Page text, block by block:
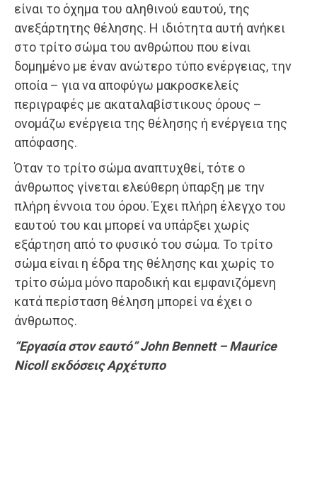
είναι το όχημα του αληθινού εαυτού, της
ανεξάρτητης θέλησης. Η ιδιότητα αυτή ανήκει
στο τρίτο σώμα του ανθρώπου που είναι
δομημένο με έναν ανώτερο τύπο ενέργειας, την
οποία – για να αποφύγω μακροσκελείς
περιγραφές με ακαταλαβίστικους όρους –
ονομάζω ενέργεια της θέλησης ή ενέργεια της
απόφασης.
Όταν το τρίτο σώμα αναπτυχθεί, τότε ο
άνθρωπος γίνεται ελεύθερη ύπαρξη με την
πλήρη έννοια του όρου. Έχει πλήρη έλεγχο του
εαυτού του και μπορεί να υπάρξει χωρίς
εξάρτηση από το φυσικό του σώμα. Το τρίτο
σώμα είναι η έδρα της θέλησης και χωρίς το
τρίτο σώμα μόνο παροδική και εμφανιζόμενη
κατά περίσταση θέληση μπορεί να έχει ο
άνθρωπος.
“Εργασία στον εαυτό” John Bennett – Maurice
Nicoll εκδόσεις Αρχέτυπο